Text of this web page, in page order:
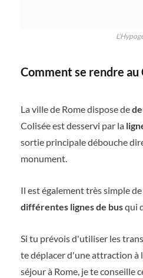
Comment se rendre au
La ville de Rome dispose de
Colisée est desservi par la
sortie principale débouche
monument.
Il est également très simple
différentes lignes de busqui
Si tu prévois d'utiliser les
te déplacer d'une attraction à
séjour à Rome, je te conseille